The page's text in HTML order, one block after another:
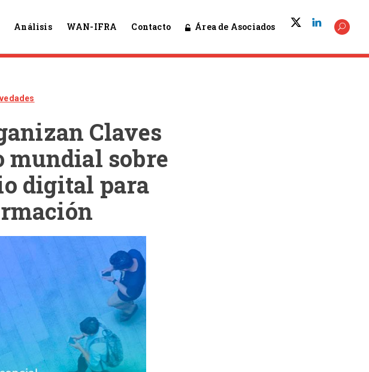
Análisis WAN-IFRA Contacto Área de Asociados
Claves
mundial sobre
digital para